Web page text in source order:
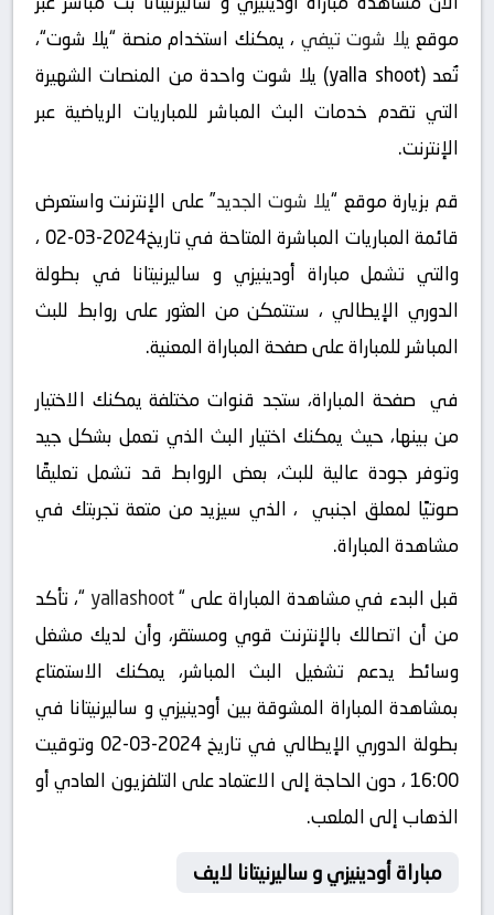
موقع يلا شوت تيفي ، يمكنك استخدام منصة “يلا شوت“،
تُعد (yalla shoot) يلا شوت واحدة من المنصات الشهيرة
التي تقدم خدمات البث المباشر للمباريات الرياضية عبر
الإنترنت.
قم بزيارة موقع “يلا شوت الجديد” على الإنترنت واستعرض
قائمة المباريات المباشرة المتاحة في تاريخ2024-03-02 ،
والتي تشمل مباراة أودينيزي و ساليرنيتانا في بطولة
الدوري الإيطالي ، ستتمكن من العثور على روابط للبث
المباشر للمباراة على صفحة المباراة المعنية.
في صفحة المباراة، ستجد قنوات مختلفة يمكنك الاختيار
من بينها، حيث يمكنك اختيار البث الذي تعمل بشكل جيد
وتوفر جودة عالية للبث، بعض الروابط قد تشمل تعليقًا
صوتيًا لمعلق اجنبي ، الذي سيزيد من متعة تجربتك في
مشاهدة المباراة.
قبل البدء في مشاهدة المباراة على “yallashoot
“، تأكد
من أن اتصالك بالإنترنت قوي ومستقر، وأن لديك مشغل
وسائط يدعم تشغيل البث المباشر، يمكنك الاستمتاع
بمشاهدة المباراة المشوقة بين أودينيزي و ساليرنيتانا في
بطولة الدوري الإيطالي في تاريخ 2024-03-02 وتوقيت
16:00 ، دون الحاجة إلى الاعتماد على التلفزيون العادي أو
الذهاب إلى الملعب.
مباراة أودينيزي و ساليرنيتانا لايف